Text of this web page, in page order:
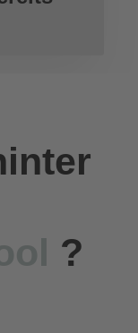
?